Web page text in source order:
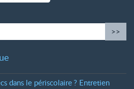
>>
dans le périscolaire ? Entretien